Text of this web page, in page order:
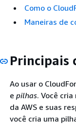
Como o
Maneiras de
Principais
Ao usar o
e pilhas. Você
da AWS e suas
você cria uma